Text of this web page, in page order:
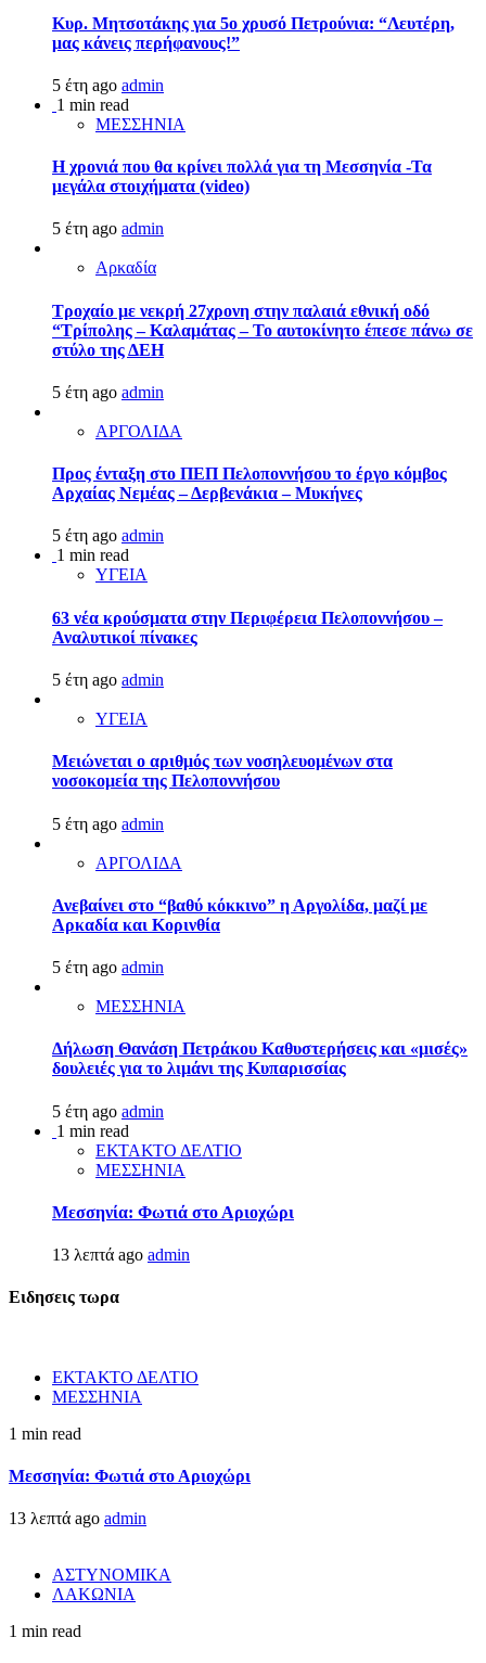
Κυρ. Μητσοτάκης για 5ο χρυσό Πετρούνια: “Λευτέρη,
μας κάνεις περήφανους!”
5 έτη ago admin
1 min read
ΜΕΣΣΗΝΙΑ
Η χρονιά που θα κρίνει πολλά για τη Μεσσηνία -Τα
μεγάλα στοιχήματα (video)
5 έτη ago admin
Αρκαδία
Τροχαίο με νεκρή 27χρονη στην παλαιά εθνική οδό
“Τρίπολης – Καλαμάτας – Το αυτοκίνητο έπεσε πάνω σε
στύλο της ΔΕΗ
5 έτη ago admin
ΑΡΓΟΛΙΔΑ
Προς ένταξη στο ΠΕΠ Πελοποννήσου το έργο κόμβος
Αρχαίας Νεμέας – Δερβενάκια – Μυκήνες
5 έτη ago admin
1 min read
ΥΓΕΙΑ
63 νέα κρούσματα στην Περιφέρεια Πελοποννήσου –
Αναλυτικοί πίνακες
5 έτη ago admin
ΥΓΕΙΑ
Μειώνεται ο αριθμός των νοσηλευομένων στα
νοσοκομεία της Πελοποννήσου
5 έτη ago admin
ΑΡΓΟΛΙΔΑ
Ανεβαίνει στο “βαθύ κόκκινο” η Αργολίδα, μαζί με
Αρκαδία και Κορινθία
5 έτη ago admin
ΜΕΣΣΗΝΙΑ
Δήλωση Θανάση Πετράκου Καθυστερήσεις και «μισές»
δουλειές για το λιμάνι της Κυπαρισσίας
5 έτη ago admin
1 min read
ΕΚΤΑΚΤΟ ΔΕΛΤΙΟ
ΜΕΣΣΗΝΙΑ
Μεσσηνία: Φωτιά στο Αριοχώρι
13 λεπτά ago admin
Ειδησεις τωρα
ΕΚΤΑΚΤΟ ΔΕΛΤΙΟ
ΜΕΣΣΗΝΙΑ
1 min read
Μεσσηνία: Φωτιά στο Αριοχώρι
13 λεπτά ago admin
ΑΣΤΥΝΟΜΙΚΑ
ΛΑΚΩΝΙΑ
1 min read